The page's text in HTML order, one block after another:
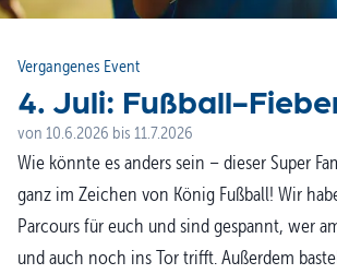
Vergangenes Event
4. Juli: Fußball-
von 10.6.2026 bis 11.7.2026
Wie könnte es anders sein – dieser Super
ganz im Zeichen von König Fußball! Wir
Parcours für euch und sind gespannt, wer
und auch noch ins Tor trifft. Außerdem